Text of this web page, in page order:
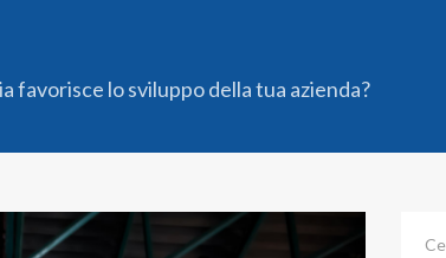
favorisce lo sviluppo della tua azienda?